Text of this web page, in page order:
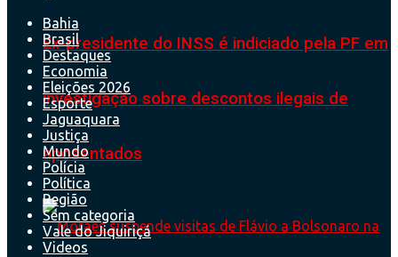
Ex-presidente do INSS é indiciado pela PF em
investigação sobre descontos ilegais de
aposentados
Bahia
Brasil
Destaques
Economia
Eleições 2026
Esporte
Jaguaquara
Justiça
Mundo
Polícia
Política
Região
Sem categoria
Vale do Jiquiriçá
Videos